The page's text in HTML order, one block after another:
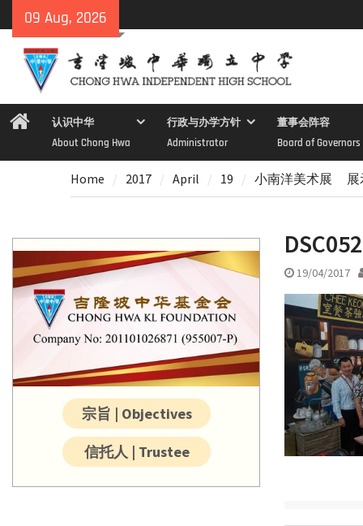
to
content
09 Aug, 2026
Home认识中华
About Chong Hwa
行政与办学方针
Administrator
董事会阵容
Board of Governors
Home 2017 April 19 小南洋美术展 展
19/04/2017
宗旨 | Objectives
信托人 | Trustee